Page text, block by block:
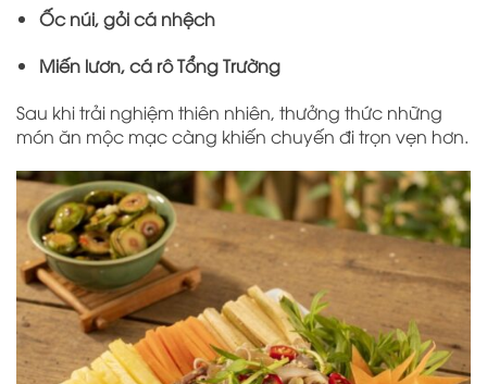
Ốc núi, gỏi cá nhệch
Miến lươn, cá rô Tổng Trường
Sau khi trải nghiệm thiên nhiên, thưởng thức những
món ăn mộc mạc càng khiến chuyến đi trọn vẹn hơn.